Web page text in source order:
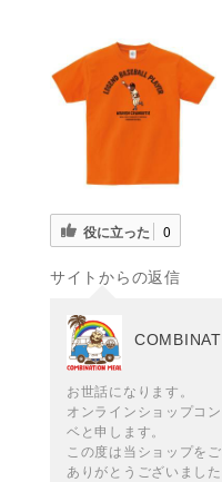
役に立った 0
サイトからの返信
お世話になります。
オンラインショップコ
ベと申します。
この度は当ショップを
ありがとうございました